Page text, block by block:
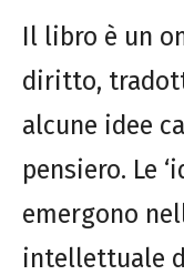
Il libro è un
diritto,
alcune idee
pensiero. Le
emergono
intellettuale